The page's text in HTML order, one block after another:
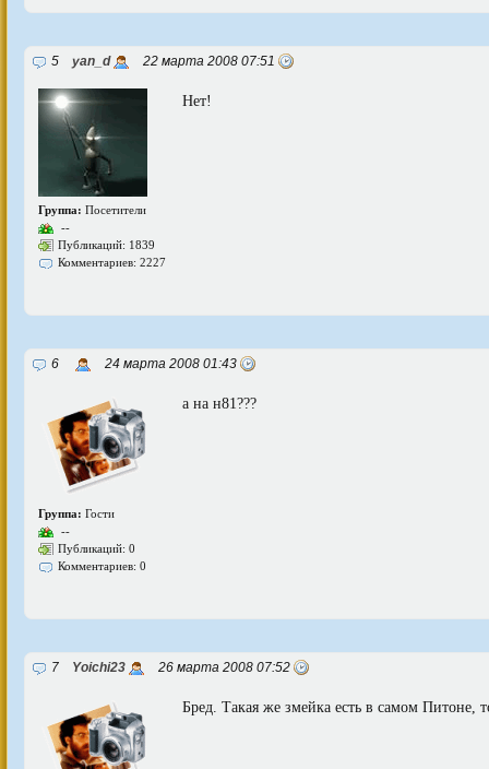
5 yan_d 22 марта 2008 07:51
Группа: Посетители
--
Публикаций: 1839
Комментариев: 2227
Нет!
6 24 марта 2008 01:43
Группа: Гости
--
Публикаций: 0
Комментариев: 0
а на н81???
7 Yoichi23 26 марта 2008 07:52
Бред. Такая же змейка есть в самом Питоне,